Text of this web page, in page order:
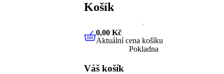
Košík
0,00 KčAktuální cena košíku
0,00 Kč
Aktuální cena košíku
Pokladna
Váš košík